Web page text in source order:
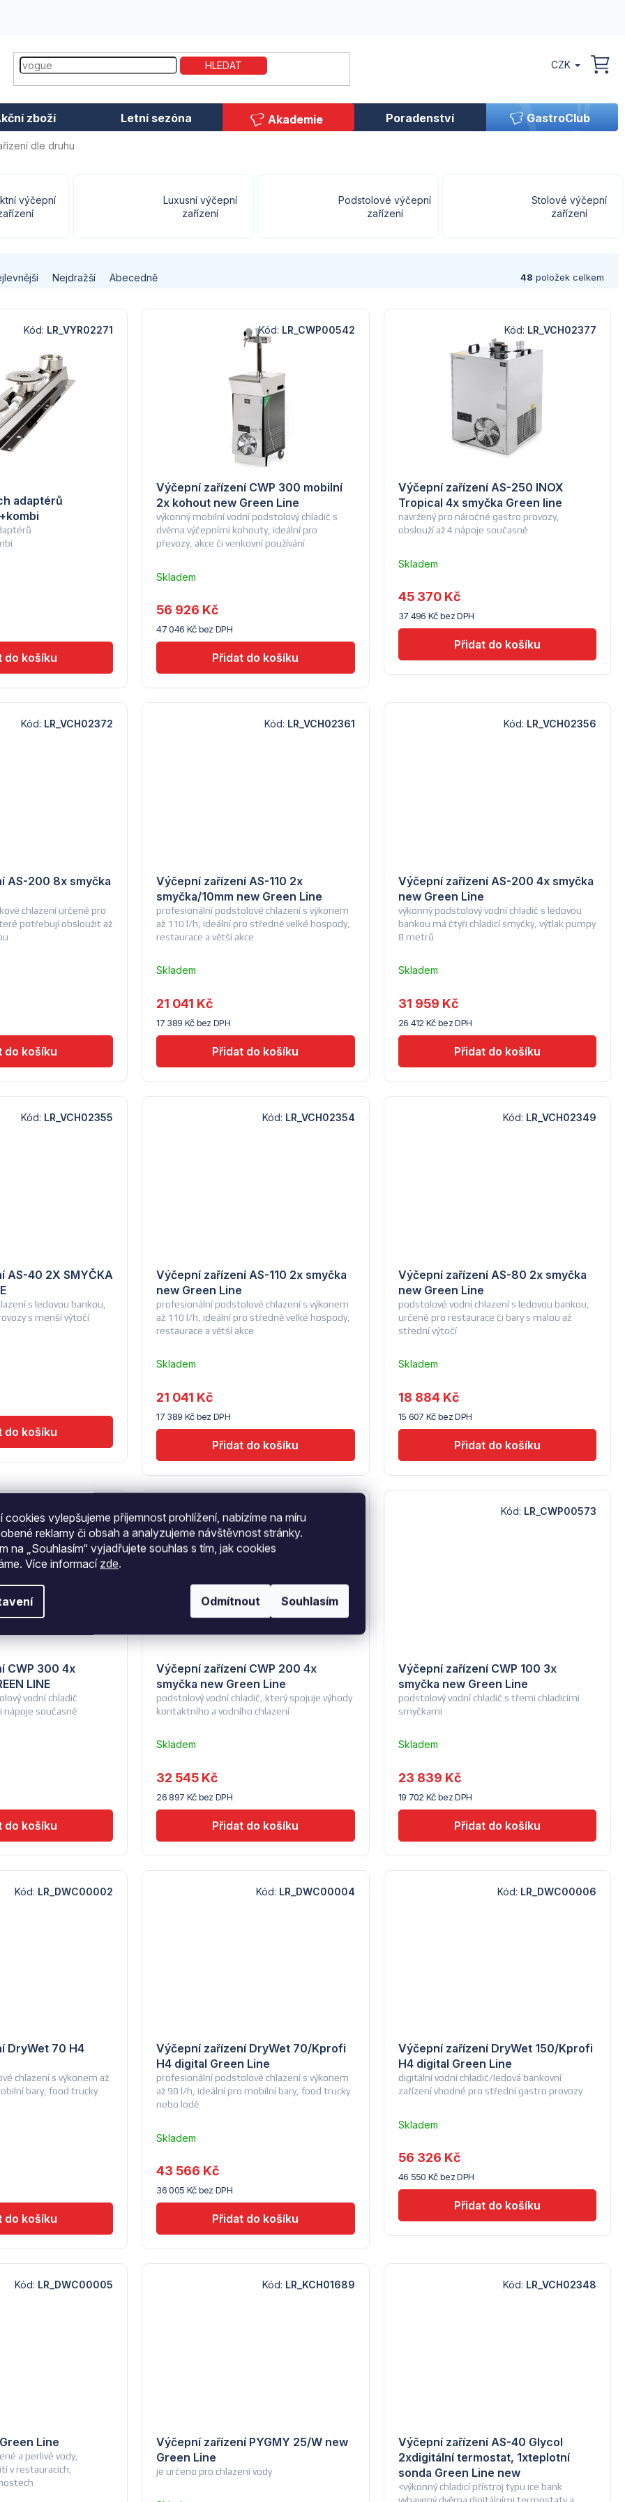
cookies vylepšujeme příjemnost prohlížení, nabízíme na míru
reklamy či obsah a analyzujeme návštěvnost stránky.
na „Souhlasím“ vyjadřujete souhlas s tím, jak cookies
Více informací zde.
Odmítnout Souhlasím
HLEDAT CZK
zboží Letní sezóna Akademie Poradenství GastroClub
dle druhu
výčepní
Luxusní výčepní
zařízení
Podstolové výčepní
zařízení
Stolové výčepní
zařízení
Nejdražší Abecedně 48 položek celkem
adaptérů
Kód: LR_VYR02271
výkonný mobilní vodní podstolový chladič s
dvěma výčepními kohouty, ideální pro
převozy, akce či venkovní používání
Výčepní zařízení CWP 300 mobilní
2x kohout new Green Line
Skladem
dodavatele
(14) -
Lindr
47 046 Kč bez DPH
56 926 Kč
Kód: LR_CWP00542
navržený pro náročné gastro provozy,
obslouží až 4 nápoje současně
Výčepní zařízení AS-250 INOX
Tropical 4x smyčka Green line
Skladem
dodavatele
(14) -
Lindr
37 496 Kč bez DPH
45 370 Kč
Kód: LR_VCH02377
chlazení určené pro
potřebují obsloužit až
AS-200 8x smyčka
Kód: LR_VCH02372
profesionální podstolové chlazení s výkonem
až 110 l/h, ideální pro středně velké hospody,
restaurace a větší akce
Výčepní zařízení AS-110 2x
smyčka/10mm new Green Line
Skladem
dodavatele
(14) -
Lindr
17 389 Kč bez DPH
21 041 Kč
Kód: LR_VCH02361
výkonný podstolový vodní chladič s ledovou
bankou má čtyři chladicí smyčky, výtlak pumpy
8 metrů
Výčepní zařízení AS-200 4x smyčka
new Green Line
Skladem
dodavatele
(14) -
Lindr
26 412 Kč bez DPH
31 959 Kč
Kód: LR_VCH02356
s ledovou bankou,
s menší výtočí
AS-40 2X SMYČKA
Kód: LR_VCH02355
profesionální podstolové chlazení s výkonem
až 110 l/h, ideální pro středně velké hospody,
restaurace a větší akce
Výčepní zařízení AS-110 2x smyčka
new Green Line
Skladem
dodavatele
(14) -
Lindr
17 389 Kč bez DPH
21 041 Kč
Kód: LR_VCH02354
podstolové vodní chlazení s ledovou bankou,
určené pro restaurace či bary s malou až
střední výtočí
Výčepní zařízení AS-80 2x smyčka
new Green Line
Skladem
dodavatele
(14) -
Lindr
15 607 Kč bez DPH
18 884 Kč
Kód: LR_VCH02349
vodní chladič
nápoje současně
CWP 300 4x
LINE
Kód: LR_CWP00578
podstolový vodní chladič, který spojuje výhody
kontaktního a vodního chlazení
Výčepní zařízení CWP 200 4x
smyčka new Green Line
Skladem
dodavatele
(14) -
Lindr
26 897 Kč bez DPH
32 545 Kč
LR_CWP00574
podstolový vodní chladič s třemi chladicími
smyčkami
Výčepní zařízení CWP 100 3x
smyčka new Green Line
Skladem
dodavatele
(14) -
Lindr
19 702 Kč bez DPH
23 839 Kč
Kód: LR_CWP00573
chlazení s výkonem až
bary, food trucky
DryWet 70 H4
Kód: LR_DWC00002
profesionální podstolové chlazení s výkonem
až 90 l/h, ideální pro mobilní bary, food trucky
nebo lodě
Výčepní zařízení DryWet 70/Kprofi
H4 digital Green Line
Skladem
dodavatele
(14) -
Lindr
36 005 Kč bez DPH
43 566 Kč
Kód: LR_DWC00004
digitální vodní chladič/ledová bankovní
zařízení vhodné pro střední gastro provozy
Výčepní zařízení DryWet 150/Kprofi
H4 digital Green Line
Skladem
dodavatele
(14) -
Lindr
46 550 Kč bez DPH
56 326 Kč
Kód: LR_DWC00006
a perlivé vody,
v restauracích,
Line
Kód: LR_DWC00005
je určeno pro chlazení vody
Výčepní zařízení PYGMY 25/W new
Green Line
Kód: LR_KCH01689
<výkonný chladicí přístroj typu ice bank
Výčepní zařízení AS-40 Glycol
2xdigitální termostat, 1xteplotní
sonda Green Line new
Kód: LR_VCH02348